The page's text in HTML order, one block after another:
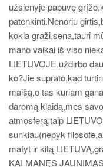
užsienyje pabuvę
patenkinti.Nenoriu
kokia graži,sena,tauri
mano vaikai iš viso
LIETUVOJE,uždirbo
ko?Jie suprato,kad
maišą,o tas kuriam
daromą klaidą,mes
atmosferą,taip
sunkiau(nepyk
matyt ir kitą
KAI MANĘS